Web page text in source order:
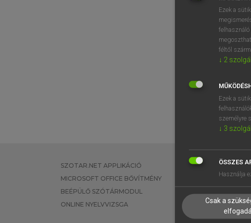
SZOTAR.NET APPLIKÁCIÓ
MICROSOFT OFFICE BŐVÍTMÉNY
BEÉPÜLŐ SZÓTÁRMODUL
ONLINE NYELVVIZSGA
EGYÉNI
TANULÓKNAK
VÁLLALATI
Ezek a
féltől
↓ 2
Ezek a
személyre
↓ 3
ÖSSZES
Használja
Csak a